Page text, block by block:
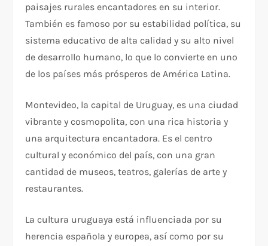
paisajes rurales encantadores en su interior.
También es famoso por su estabilidad política, su
sistema educativo de alta calidad y su alto nivel
de desarrollo humano, lo que lo convierte en uno
de los países más prósperos de América Latina.
Montevideo, la capital de Uruguay, es una ciudad
vibrante y cosmopolita, con una rica historia y
una arquitectura encantadora. Es el centro
cultural y económico del país, con una gran
cantidad de museos, teatros, galerías de arte y
restaurantes.
La cultura uruguaya está influenciada por su
herencia española y europea, así como por su